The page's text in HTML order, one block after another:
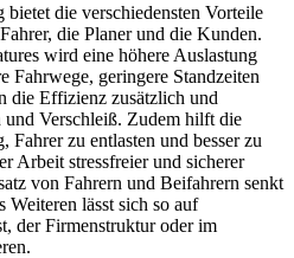
die verschiedensten Vorteile
die Planer und die Kunden.
wird eine höhere Auslastung
Fahrwege, geringere Standzeiten
die Effizienz zusätzlich und
Verschleiß. Zudem hilft die
Fahrer zu entlasten und besser zu
Arbeit stressfreier und sicherer
von Fahrern und Beifahrern senkt
Weiteren lässt sich so auf
der Firmenstruktur oder im